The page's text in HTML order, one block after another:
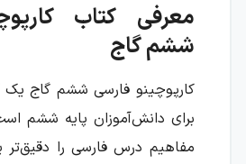
معرفی کتاب
ششم گاج
کارپوچینو فارسی ششم گاج یک
برای دانش‌آموزان پایه ششم
مفاهیم درس فارسی را دقیق‌تر